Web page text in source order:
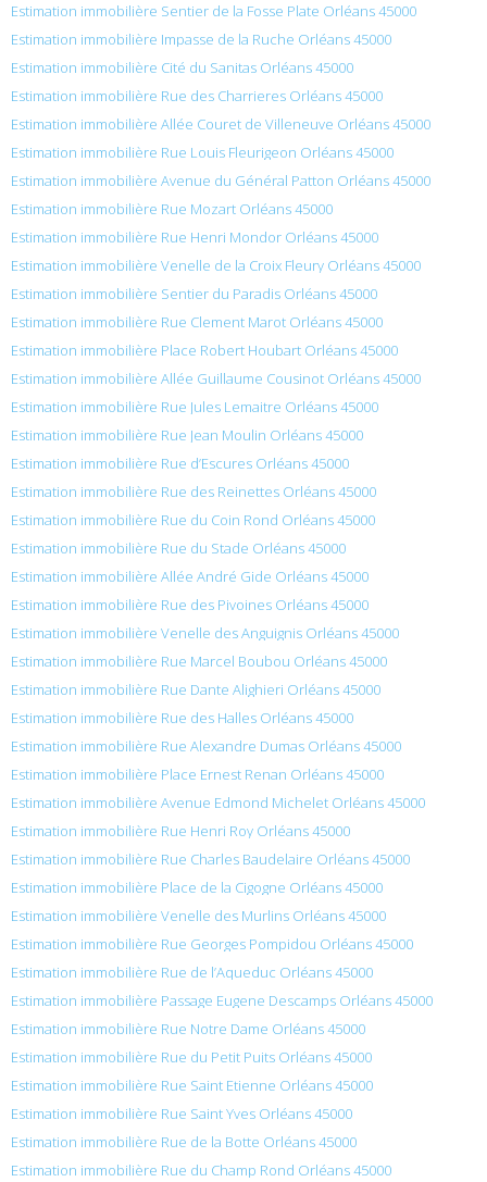
Estimation immobilière Sentier de la Fosse Plate Orléans 45000
Estimation immobilière Impasse de la Ruche Orléans 45000
Estimation immobilière Cité du Sanitas Orléans 45000
Estimation immobilière Rue des Charrieres Orléans 45000
Estimation immobilière Allée Couret de Villeneuve Orléans 45000
Estimation immobilière Rue Louis Fleurigeon Orléans 45000
Estimation immobilière Avenue du Général Patton Orléans 45000
Estimation immobilière Rue Mozart Orléans 45000
Estimation immobilière Rue Henri Mondor Orléans 45000
Estimation immobilière Venelle de la Croix Fleury Orléans 45000
Estimation immobilière Sentier du Paradis Orléans 45000
Estimation immobilière Rue Clement Marot Orléans 45000
Estimation immobilière Place Robert Houbart Orléans 45000
Estimation immobilière Allée Guillaume Cousinot Orléans 45000
Estimation immobilière Rue Jules Lemaitre Orléans 45000
Estimation immobilière Rue Jean Moulin Orléans 45000
Estimation immobilière Rue d’Escures Orléans 45000
Estimation immobilière Rue des Reinettes Orléans 45000
Estimation immobilière Rue du Coin Rond Orléans 45000
Estimation immobilière Rue du Stade Orléans 45000
Estimation immobilière Allée André Gide Orléans 45000
Estimation immobilière Rue des Pivoines Orléans 45000
Estimation immobilière Venelle des Anguignis Orléans 45000
Estimation immobilière Rue Marcel Boubou Orléans 45000
Estimation immobilière Rue Dante Alighieri Orléans 45000
Estimation immobilière Rue des Halles Orléans 45000
Estimation immobilière Rue Alexandre Dumas Orléans 45000
Estimation immobilière Place Ernest Renan Orléans 45000
Estimation immobilière Avenue Edmond Michelet Orléans 45000
Estimation immobilière Rue Henri Roy Orléans 45000
Estimation immobilière Rue Charles Baudelaire Orléans 45000
Estimation immobilière Place de la Cigogne Orléans 45000
Estimation immobilière Venelle des Murlins Orléans 45000
Estimation immobilière Rue Georges Pompidou Orléans 45000
Estimation immobilière Rue de l’Aqueduc Orléans 45000
Estimation immobilière Passage Eugene Descamps Orléans 45000
Estimation immobilière Rue Notre Dame Orléans 45000
Estimation immobilière Rue du Petit Puits Orléans 45000
Estimation immobilière Rue Saint Etienne Orléans 45000
Estimation immobilière Rue Saint Yves Orléans 45000
Estimation immobilière Rue de la Botte Orléans 45000
Estimation immobilière Rue du Champ Rond Orléans 45000